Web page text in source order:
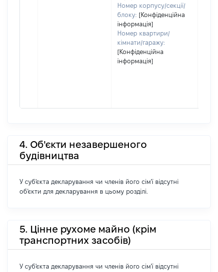
Номер корпусу/секції/
блоку: [Конфіденційна
інформація]
Номер квартири/
кімнати/гаражу:
[Конфіденційна
інформація]
4. Об'єкти незавершеного
будівництва
У суб'єкта декларування чи членів його сім'ї відсутні
об'єкти для декларування в цьому розділі.
5. Цінне рухоме майно (крім
транспортних засобів)
У суб'єкта декларування чи членів його сім'ї відсутні